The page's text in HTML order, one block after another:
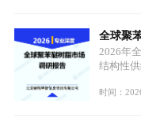
贯穿传
产业，
全球聚
2026年
结构性
停产，
时间：